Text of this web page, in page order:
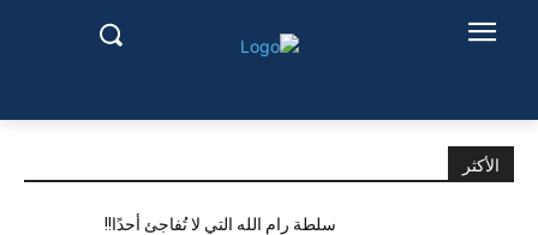
الأكثر
سلطة رام الله التي لا تُفاجئ أحدًا!!